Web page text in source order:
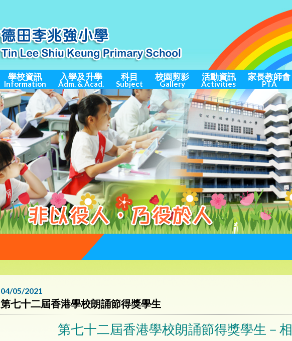
學校資訊
Information
入學及升學
Adm. & Acad.
科目
Subject
校園剪影
Gallery
活動資訊
Activities
家長教師會
PTA
04/05/2021
第七十二屆香港學校朗誦節得獎學生
第七十二屆香港學校朗誦節得獎學生－